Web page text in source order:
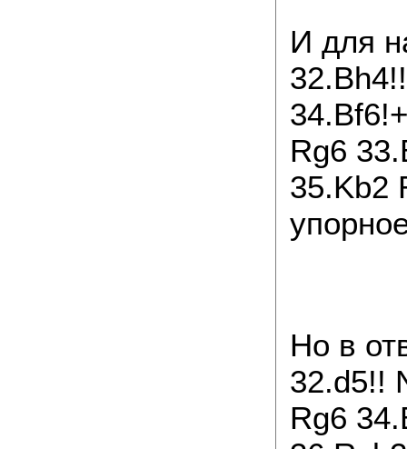
И для
Rg6
35.Kb2
Но в
32.d5!!
Rg6